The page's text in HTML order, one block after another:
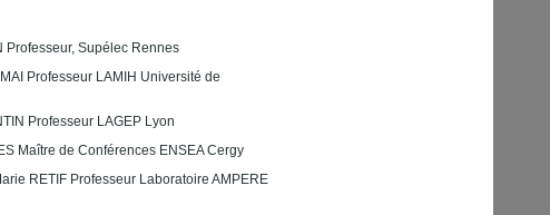
Professeur, Supélec Rennes
Professeur LAMIH Université de
Professeur LAGEP Lyon
Maître de Conférences ENSEA Cergy
RETIF Professeur Laboratoire AMPERE